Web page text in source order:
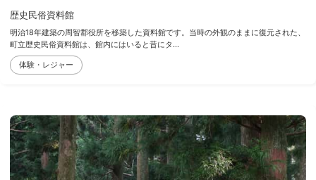
歴史民俗資料館
明治18年建築の周智郡役所を移築した資料館です。当時の外観のままに復元された、
町立歴史民俗資料館は、館内にはいると昔にタ...
体験・レジャー